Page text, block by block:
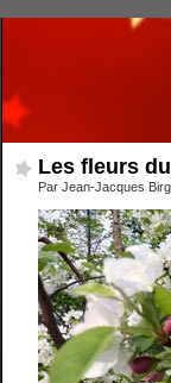
Les fleurs
Par Jean-Jacques